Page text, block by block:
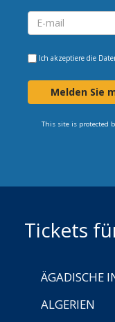
Ich akzeptiere die
Melden Sie
This site is protected
Tickets
ÄGADISCHE
ALGERIEN